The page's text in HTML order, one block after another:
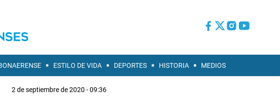
ESTILO DE VIDA DEPORTES HISTORIA MEDIOS
2 de septiembre de 2020 - 09:36